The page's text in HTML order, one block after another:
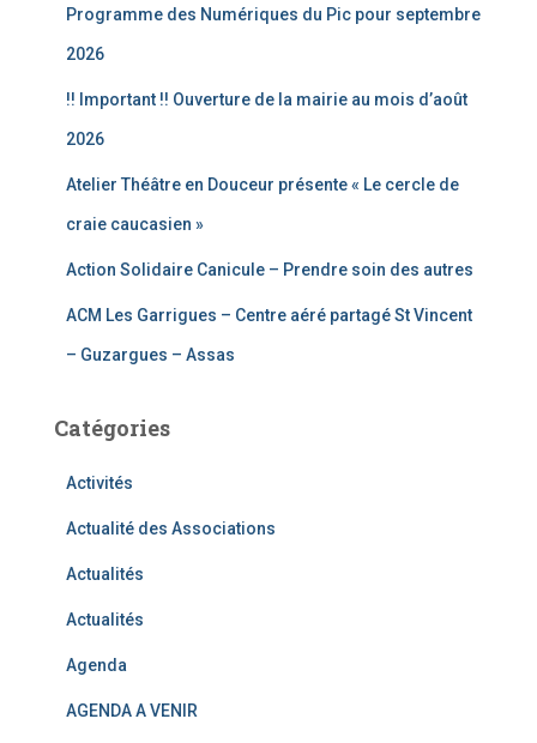
Programme des Numériques du Pic pour septembre
2026
!! Important !! Ouverture de la mairie au mois d’août
2026
Atelier Théâtre en Douceur présente « Le cercle de
craie caucasien »
Action Solidaire Canicule – Prendre soin des autres
ACM Les Garrigues – Centre aéré partagé St Vincent
– Guzargues – Assas
Catégories
Activités
Actualité des Associations
Actualités
Actualités
Agenda
AGENDA A VENIR